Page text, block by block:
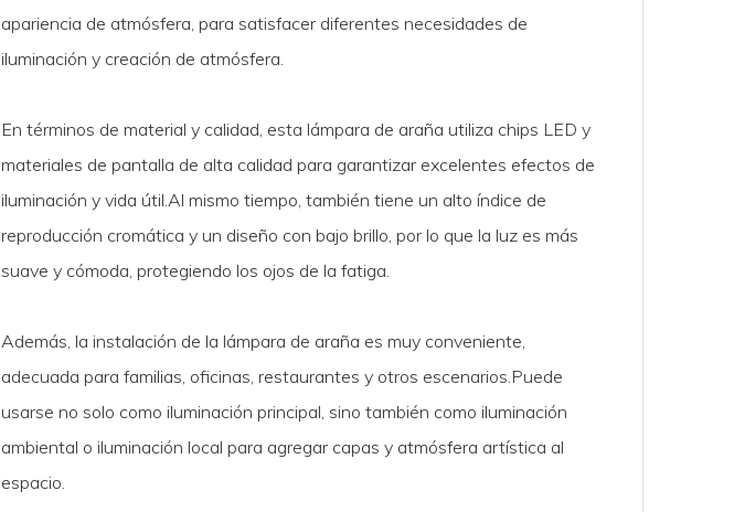
apariencia de atmósfera, para satisfacer diferentes necesidades de
iluminación y creación de atmósfera.
En términos de material y calidad, esta lámpara de araña utiliza chips LED y
materiales de pantalla de alta calidad para garantizar excelentes efectos de
iluminación y vida útil.Al mismo tiempo, también tiene un alto índice de
reproducción cromática y un diseño con bajo brillo, por lo que la luz es más
suave y cómoda, protegiendo los ojos de la fatiga.
Además, la instalación de la lámpara de araña es muy conveniente,
adecuada para familias, oficinas, restaurantes y otros escenarios.Puede
usarse no solo como iluminación principal, sino también como iluminación
ambiental o iluminación local para agregar capas y atmósfera artística al
espacio.